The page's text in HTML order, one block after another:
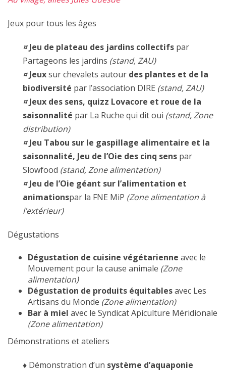
Jeux pour tous les âges
¤ Jeu de plateau des jardins collectifs par
Partageons les jardins (stand, ZAU)
¤ Jeuxsur chevalets autour des plantes et de la
biodiversité par l’association DIRE (stand, ZAU)
¤ Jeux des sens, quizz Lovacore et roue de la
saisonnalité par La Ruche qui dit oui (stand, Zone
distribution)
¤ Jeu Tabou sur le gaspillage alimentaire et la
saisonnalité, Jeu de l’Oie des cinq sens par
Slowfood (stand, Zone alimentation)
¤ Jeu de l’Oie géant sur l’alimentation et
animationspar la FNE MiP (Zone alimentation à
l’extérieur)
Dégustations
Dégustation de cuisine végétarienne avec le
Mouvement pour la cause animale (Zone
alimentation)
Dégustation de produits équitablesavec Les
Artisans du Monde (Zone alimentation)
Bar à miel avec le Syndicat Apiculture Méridionale
(Zone alimentation)
Démonstrations et ateliers
♦ Démonstration d’un système d’aquaponie